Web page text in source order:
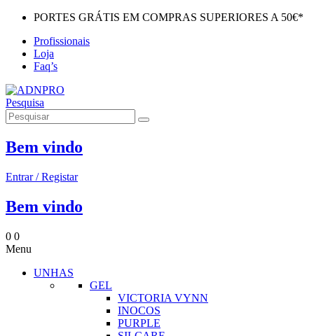
PORTES GRÁTIS EM COMPRAS SUPERIORES A 50€*
Profissionais
Loja
Faq’s
Pesquisa
Bem vindo
Entrar / Registar
Bem vindo
0 0
Menu
UNHAS
GEL
VICTORIA VYNN
INOCOS
PURPLE